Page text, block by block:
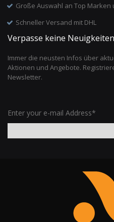
Große Auswahl an Top Marken
Schneller Versand mit DHL
Verpasse keine Neuigkeiten
Immer die neusten Infos über
Aktionen und Angebote.
Newsletter.
Enter your e-mail Address*